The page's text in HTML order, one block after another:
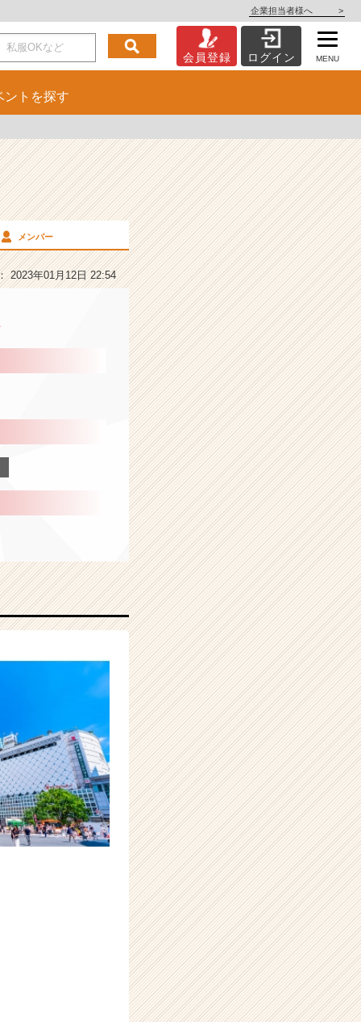
企業担当者様へ >
会員登録 ログイン MENU
ント を探す
メンバー
2023年01月12日 22:54